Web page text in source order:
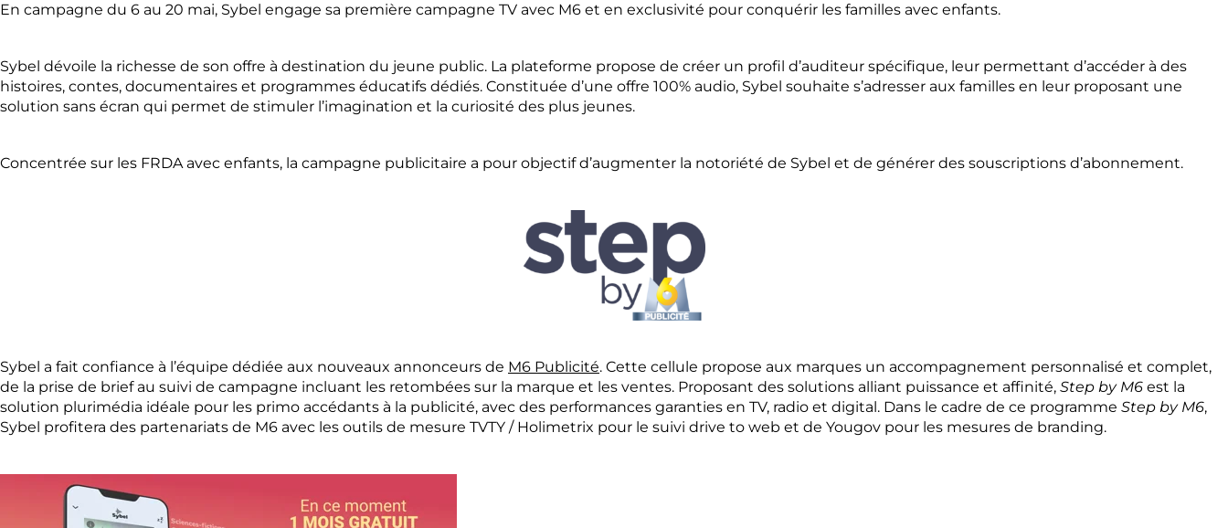
En campagne du 6 au 20 mai, Sybel engage sa première campagne TV avec M6 et en exclusivité pour conquérir les familles avec enfants.
Sybel dévoile la richesse de son offre à destination du jeune public. La plateforme propose de créer un profil d’auditeur spécifique, leur permettant d’accéder à des
histoires, contes, documentaires et programmes éducatifs dédiés. Constituée d’une offre 100% audio, Sybel souhaite s’adresser aux familles en leur proposant une
solution sans écran qui permet de stimuler l’imagination et la curiosité des plus jeunes.
Concentrée sur les FRDA avec enfants, la campagne publicitaire a pour objectif d’augmenter la notoriété de Sybel et de générer des souscriptions d’abonnement.
Sybel a fait confiance à l’équipe dédiée aux nouveaux annonceurs de M6 Publicité. Cette cellule propose aux marques un accompagnement personnalisé et complet,
de la prise de brief au suivi de campagne incluant les retombées sur la marque et les ventes. Proposant des solutions alliant puissance et affinité, Step by M6 est la
solution plurimédia idéale pour les primo accédants à la publicité, avec des performances garanties en TV, radio et digital. Dans le cadre de ce programme Step by M6,
Sybel profitera des partenariats de M6 avec les outils de mesure TVTY / Holimetrix pour le suivi drive to web et de Yougov pour les mesures de branding.